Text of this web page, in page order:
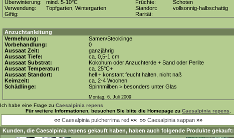
Überwinterung:
mind. 5-10°C Früchte:
Schoten
Verwendung:
Topfgarten, Wintergarten Standort:
vollsonnig-halbschattig
Giftig:
Rarität:
Anzuchtanleitung
Vermehrung:
Samen/Stecklinge
Vorbehandlung:
0
Aussaat Zeit:
ganzjährig
Aussaat Tiefe:
ca. 0,5-1 cm
Aussaat Substrat:
Kokohum oder Anzuchterde + Sand oder Perlite
Aussaat Temperatur:
ca. 25°C+
Aussaat Standort:
hell + konstant feucht halten, nicht naß
Keimzeit:
ca. 2-4 Wochen
Schädlinge:
Spinnmilben > besonders unter Glas
Montag, 6. Juli 2009
Ich habe eine Frage zu Caesalpinia repens
Für weitere Informationen, besuchen Sie bitte die Homepage zu Caesalpinia repens
«« Caesalpinia pulcherrima red «« »» Caesalpinia sappan »»
Kunden, die Caesalpinia repens gekauft haben, haben auch folgende Produkte gekauft: